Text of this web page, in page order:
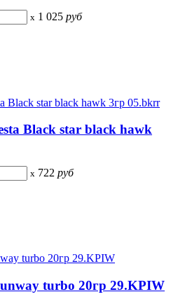
x 1 025 руб
Black star black hawk
x 722 руб
turbo 20гр 29.KPIW